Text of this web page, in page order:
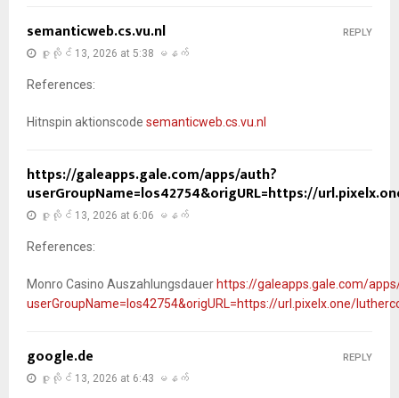
semanticweb.cs.vu.nl
ဇူလိုင် 13, 2026 at 5:38 မနက်
References:
Hitnspin aktionscode semanticweb.cs.vu.nl
REPLY
https://galeapps.gale.com/apps/auth?
userGroupName=los42754&origURL=https://
ဇူလိုင် 13, 2026 at 6:06 မနက်
References:
Monro Casino Auszahlungsdauer https://galeapps.gale.com/
userGroupName=los42754&origURL=https://url.pixelx.one/
google.de
ဇူလိုင် 13, 2026 at 6:43 မနက်
REPLY